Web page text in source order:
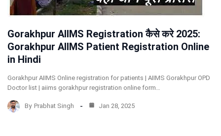
Gorakhpur AIIMS Registration कैसे करे 2025:
Gorakhpur AIIMS Patient Registration Online
in Hindi
Gorakhpur AIIMS Online registration for patients | AIIMS Gorakhpur OPD
Doctor list | aiims gorakhpur registration online form…
By Prabhat Singh Jan 28, 2025